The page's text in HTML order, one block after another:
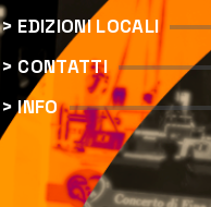
> EDIZIONI LOCALI
> CONTATTI
> INFO